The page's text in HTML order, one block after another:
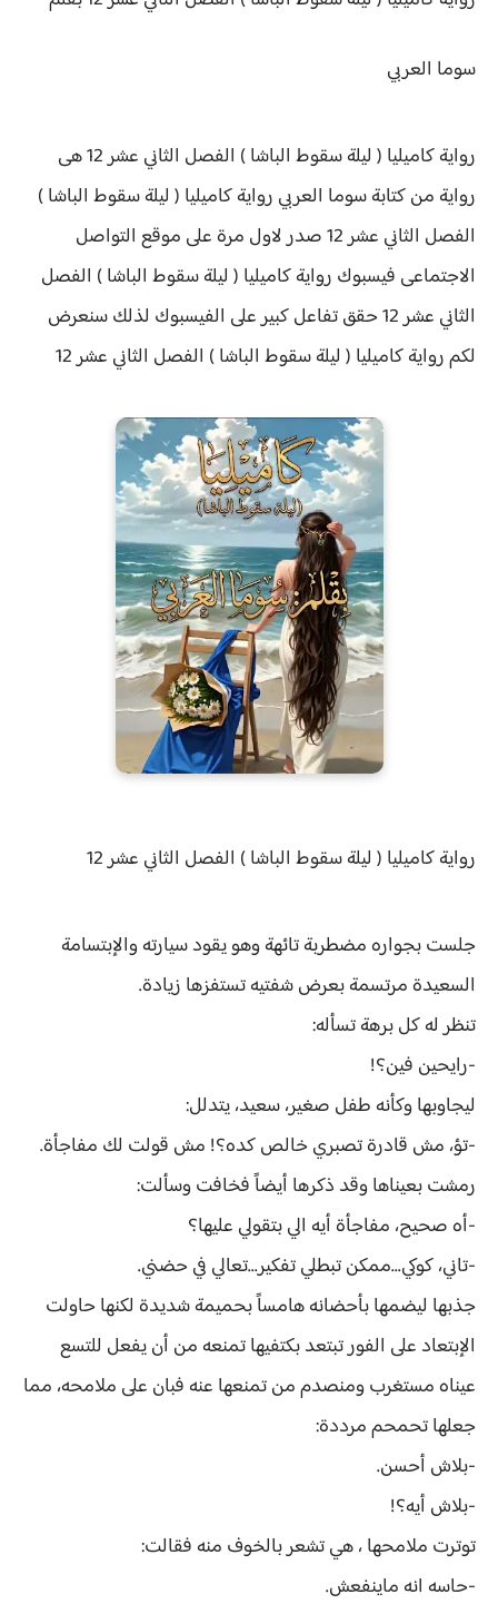
سوما العربي
رواية كاميليا ( ليلة سقوط الباشا ) الفصل الثاني عشر 12 هى
رواية من كتابة سوما العربي روايةكاميليا ( ليلة سقوط الباشا )
الفصل الثاني عشر 12 صدر لاول مرة على موقع التواصل
الاجتماعى فيسبوك رواية كاميليا ( ليلة سقوط الباشا ) الفصل
الثاني عشر 12 حقق
تفاعل كبير على الفيسبوك لذلك سنعرض
لكمروايةكاميليا ( ليلة سقوط الباشا ) الفصل الثاني عشر 12
روايةكاميليا ( ليلة سقوط الباشا ) الفصل الثاني عشر 12
جلست بجواره مضطربة تائهة وهو يقود سيارته والإبتسامة
السعيدة مرتسمة بعرض شفتيه تستفزها زيادة.
تنظر له كل برهة تسأله:
-رايحين فين؟!
ليجاوبها وكأنه طفل صغير، سعيد، يتدلل:
-تؤ، مش قادرة تصبري خالص كده؟! مش قولت لك مفاجأة.
رمشت بعيناها وقد ذكرها أيضاً فخافت وسألت:
-أه صحيح، مفاجأة أيه الي بتقولي عليها؟
-تاني، كوكي...ممكن تبطلي تفكير...تعالي في حضني.
جذبها ليضمها بأحضانه هامساً بحميمة شديدة لكنها حاولت
الإبتعاد على الفور تبتعد بكتفيها تمنعه من أن يفعل للتسع
عيناه مستغرب ومنصدم من تمنعها عنه فبان على ملامحه، مما
جعلها تحمحم مرددة:
-بلاش أحسن.
-بلاش أيه؟!
توترت ملامحها ، هي تشعر بالخوف منه فقالت:
-حاسه انه ماينفعش.